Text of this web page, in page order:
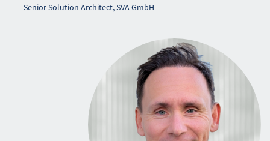
Senior Solution Architect, SVA GmbH